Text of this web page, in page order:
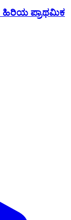
ಹಿರಿಯ ಪ್ರಾಥಮಿಕ